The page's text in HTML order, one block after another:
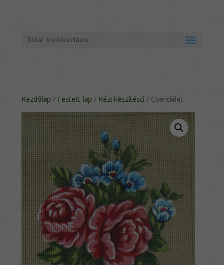
Oldal kiválasztása
Kezdőlap / Festett lap / Kézi készítésű / Csendélet